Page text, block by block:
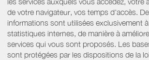
de votre navigateur, vos temps d'accès.
informations sont utilisées exclusivement
statistiques internes, de manière à
services qui vous sont proposés. Les
sont protégées par les dispositions de la